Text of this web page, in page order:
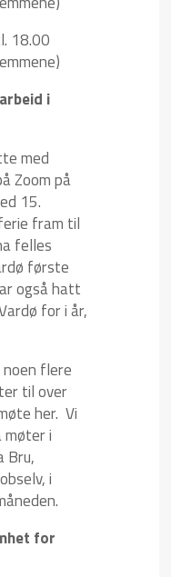
18.00
i
med
Zoom på
15.
fram til
felles
første
også hatt
for i år,
noen flere
til over
her. Vi
møter i
Bru,
i
for